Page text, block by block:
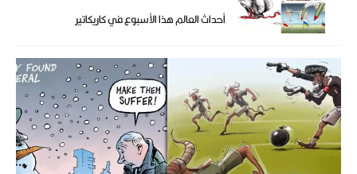
أحداث العالم هذا الأسبوع في كاريكاتير